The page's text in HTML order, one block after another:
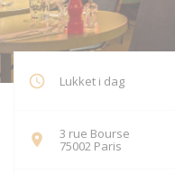
Lukket i dag
3 rue Bourse
75002 Paris